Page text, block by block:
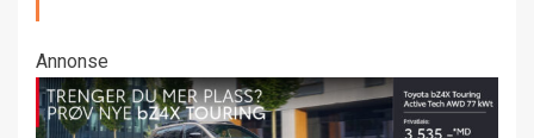
Annonse